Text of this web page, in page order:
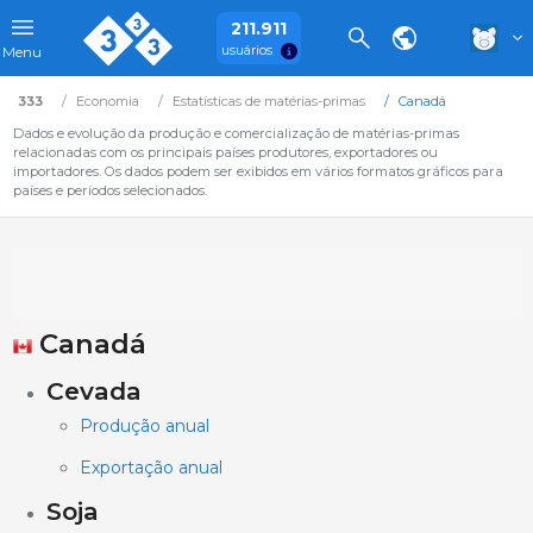
Menu
211.911
usuários
333 Economia Estatísticas de matérias-primas
Canadá
Dados e evolução da produção e comercialização de matérias-primas
relacionadas com os principais países produtores, exportadores ou
importadores. Os dados podem ser exibidos em vários formatos gráficos para
países e períodos selecionados.
Canadá
Cevada
Produção anual
Exportação anual
Soja